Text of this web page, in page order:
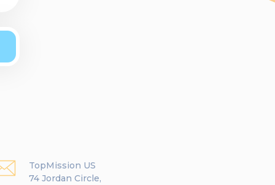
TopMission US
74 Jordan Circle,